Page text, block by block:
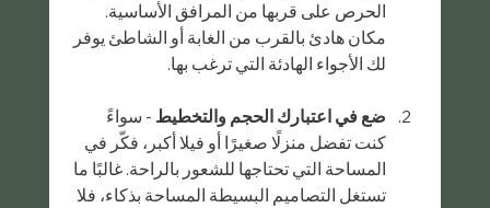
الحرص على قربها من المرافق الأساسية.
مكان هادئ بالقرب من الغابة أو الشاطئ يوفر
لك الأجواء الهادئة التي ترغب بها.
ضع في اعتبارك الحجم والتخطيط - سواءً
كنت تفضل منزلًا صغيرًا أو فيلا أكبر، فكّر في
المساحة التي تحتاجها للشعور بالراحة. غالبًا ما
تستغل التصاميم البسيطة المساحة بذكاء، فلا